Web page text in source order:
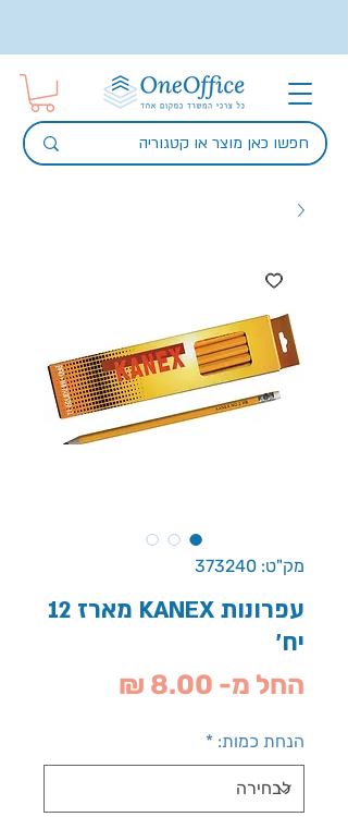
מק"ט: 373240
עפרונות KANEX מארז 12
יח'
החל מ- 8.00 ₪
הנחת כמות: *